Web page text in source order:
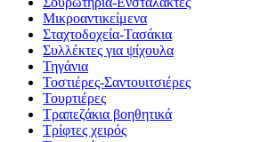
Μικροαντικείμενα
Σταχτοδοχεία-Τασάκια
Συλλέκτες για ψίχουλα
Τηγάνια
Τοστιέρες-Σαντουιτσιέρες
Τουρτιέρες
Τραπεζάκια βοηθητικά
Τρίφτες χειρός